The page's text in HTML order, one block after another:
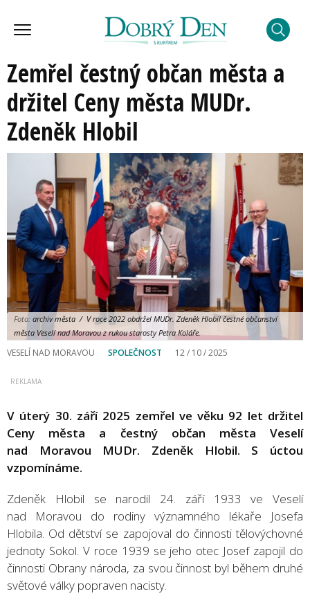
Zemřel čestný občan města a
držitel Ceny města MUDr.
Zdeněk Hlobil
Foto: archiv města / V roce 2022 obdržel MUDr. Zdeněk Hlobil čestné občanství
města Veselí nad Moravou z rukou starosty Petra Koláře.
VESELÍ NAD MORAVOU SPOLEČNOST 12 / 10 / 2025
V úterý 30. září 2025 zemřel ve věku 92 let držitel
Ceny města a čestný občan města Veselí
nad Moravou MUDr. Zdeněk Hlobil. S úctou
vzpomínáme.
Zdeněk Hlobil se narodil 24. září 1933 ve Veselí
nad Moravou do rodiny významného lékaře Josefa
Hlobila. Od dětství se zapojoval do činnosti tělovýchovné
jednoty Sokol. V roce 1939 se jeho otec Josef zapojil do
činnosti Obrany národa, za svou činnost byl během druhé
světové války popraven nacisty.